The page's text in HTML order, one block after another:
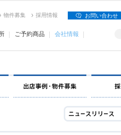
物件募集 採用情報 お問い合わせ
ご予約商品 会社情報